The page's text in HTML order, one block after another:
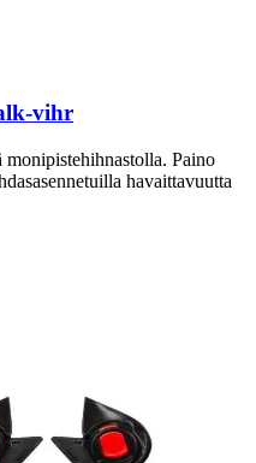
vihr
Paino
havaittavuutta